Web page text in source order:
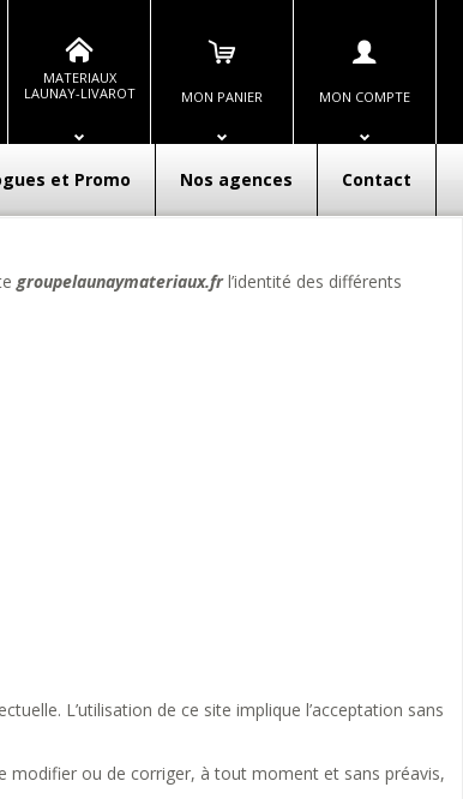
MATERIAUX
LAUNAY-LIVAROT
MON PANIER MON COMPTE
et Promo Nos agences Contact
groupelaunaymateriaux.frl’identité des différents
L’utilisation de ce site implique l’acceptation sans
modifier ou de corriger, à tout moment et sans préavis,